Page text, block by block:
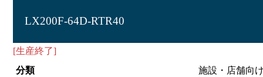
LX200F-64D-RTR40
[生産終了]
分類
施設・店舗向